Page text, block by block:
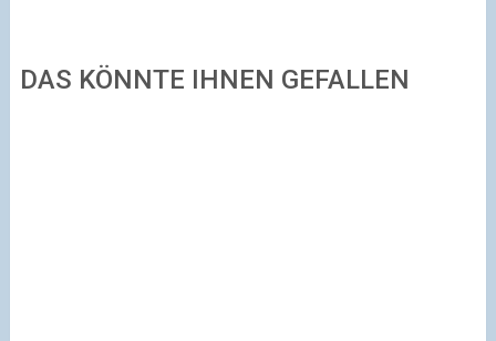
DAS KÖNNTE IHNEN GEFALLEN